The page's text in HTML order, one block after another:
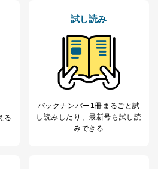
る
試し読み
バックナンバー1冊まるごと試
し読み したり、最新号も試し読
みできる